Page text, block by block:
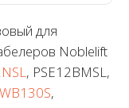
для
Noblelift
, PSE12BMSL,
,